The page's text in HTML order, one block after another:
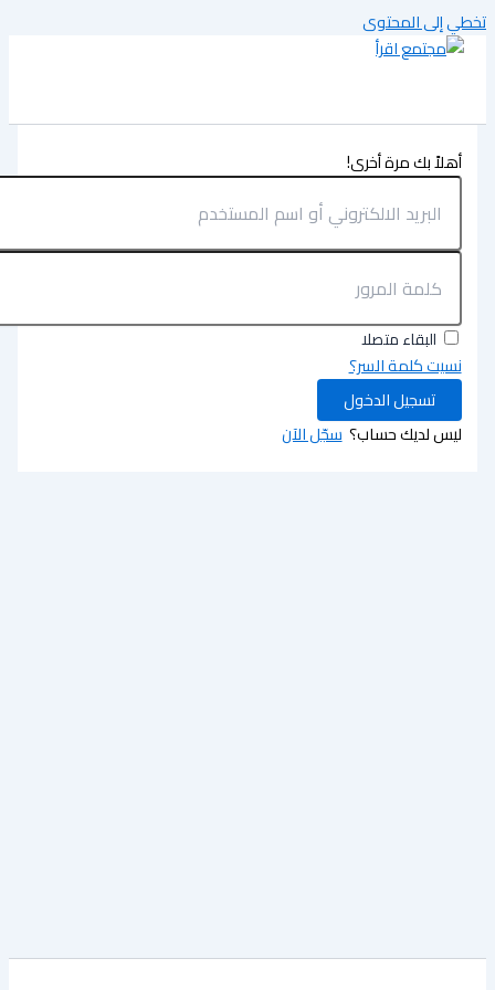
تخطي إلى المحتوى
أهلاً بك مرة أخرى!
البقاء متصلا
نسيت كلمة السر؟
تسجيل الدخول
ليس لديك حساب؟ سجّل الآن